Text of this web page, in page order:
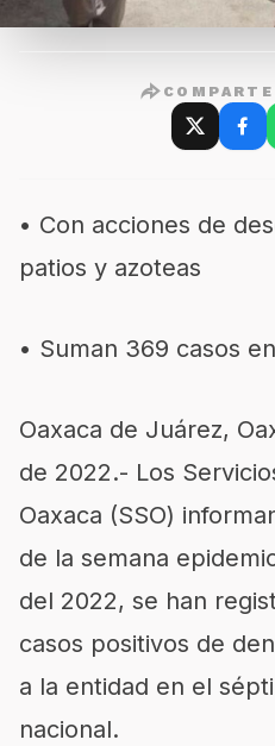
• Con acciones de
patios y azoteas
• Suman 369 casos
Oaxaca de Juárez,
de 2022.- Los
Oaxaca (SSO)
de la semana
del 2022, se han
casos positivos de
a la entidad en el
nacional.